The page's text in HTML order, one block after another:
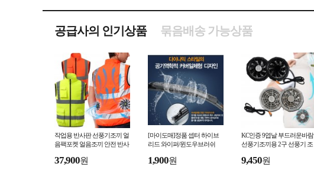
공급사의 인기상품 묶음배송 가능상품
작업용 반사판 선풍기조끼 얼
음팩포켓 얼음조끼 안전 반사
야외작업 현장 작업
37,900원
[마이도매]정품 셉터 하이브
리드 와이퍼/윈도우브러쉬
1,900원
KC인증 9엽날 부드러운바람
선풍기조끼용 2구 선풍기 조
9,450원